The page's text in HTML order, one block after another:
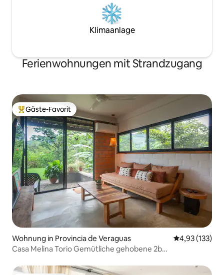
Klimaanlage
Ferienwohnungen mit Strandzugang
Beliebter Gäste-Favorit.
Gäste-Favorit
Wohnung in Provincia de Veraguas
4,93 (133)
Casa Melina Torio Gemütliche gehobene 2b